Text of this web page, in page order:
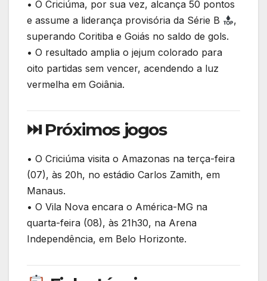
• O Criciúma, por sua vez, alcança 50 pontos
e assume a liderança provisória da Série B
,
superando Coritiba e Goiás no saldo de gols.
• O resultado amplia o jejum colorado para
oito partidas sem vencer, acendendo a luz
vermelha em Goiânia.
⏭ Próximos jogos
• O Criciúma visita o Amazonas na terça-feira
(07), às 20h, no estádio Carlos Zamith, em
Manaus.
• O Vila Nova encara o América-MG na
quarta-feira (08), às 21h30, na Arena
Independência, em Belo Horizonte.